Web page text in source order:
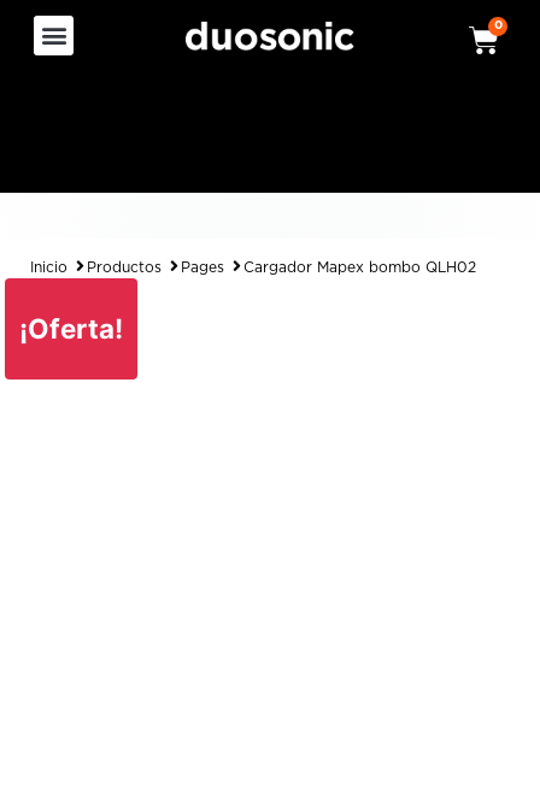
0
Inicio Productos Pages Cargador Mapex bombo QLH02
¡Oferta!